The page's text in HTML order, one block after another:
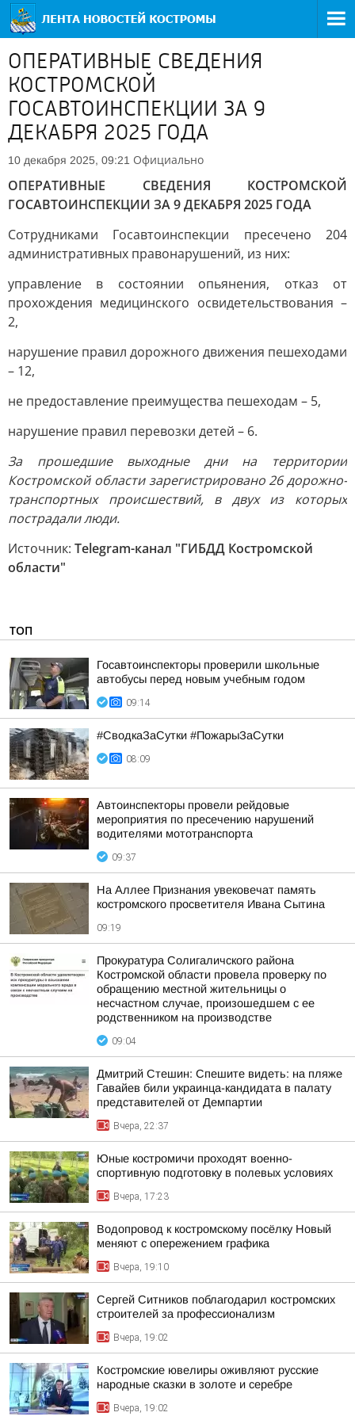
ОПЕРАТИВНЫЕ СВЕДЕНИЯ
КОСТРОМСКОЙ
ГОСАВТОИНСПЕКЦИИ ЗА 9
ДЕКАБРЯ 2025 ГОДА
10 декабря 2025, 09:21 Официально
ОПЕРАТИВНЫЕ СВЕДЕНИЯ КОСТРОМСКОЙ
ГОСАВТОИНСПЕКЦИИ ЗА 9 ДЕКАБРЯ 2025 ГОДА
Сотрудниками Госавтоинспекции пресечено 204
административных правонарушений, из них:
управление в состоянии опьянения, отказ от
прохождения медицинского освидетельствования –
2,
нарушение правил дорожного движения пешеходами
– 12,
не предоставление преимущества пешеходам – 5,
нарушение правил перевозки детей – 6.
За прошедшие выходные дни на территории
Костромской области зарегистрировано 26 дорожно-
транспортных происшествий, в двух из которых
пострадали люди.
Источник: Telegram-канал "ГИБДД Костромской
области"
ТОП
Госавтоинспекторы проверили школьные
автобусы перед новым учебным годом
09:14
#СводкаЗаСутки #ПожарыЗаСутки
08:09
Автоинспекторы провели рейдовые
мероприятия по пресечению нарушений
водителями мототранспорта
09:37
На Аллее Признания увековечат память
костромского просветителя Ивана Сытина
09:19
Прокуратура Солигаличского района
Костромской области провела проверку по
обращению местной жительницы о
несчастном случае, произошедшем с ее
родственником на производстве
09:04
Дмитрий Стешин: Спешите видеть: на пляже
Гавайев били украинца-кандидата в палату
представителей от Демпартии
Вчера, 22:37
Юные костромичи проходят военно-
спортивную подготовку в полевых условиях
Вчера, 17:23
Водопровод к костромскому посёлку Новый
меняют с опережением графика
Вчера, 19:10
Сергей Ситников поблагодарил костромских
строителей за профессионализм
Вчера, 19:02
Костромские ювелиры оживляют русские
народные сказки в золоте и серебре
Вчера, 19:02